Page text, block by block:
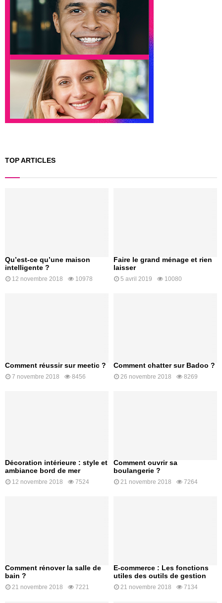
TOP ARTICLES
Qu’est-ce qu’une maison
intelligente ?
12 novembre 2018 10978
Faire le grand ménage et rien
laisser
5 avril 2019 10080
Comment réussir sur meetic ?
7 novembre 2018 8456
Comment chatter sur Badoo ?
26 novembre 2018 8269
Décoration intérieure : style et
ambiance bord de mer
12 novembre 2018 7524
Comment ouvrir sa
boulangerie ?
21 novembre 2018 7264
Comment rénover la salle de
bain ?
21 novembre 2018 7221
E-commerce : Les fonctions
utiles des outils de gestion
21 novembre 2018 7134